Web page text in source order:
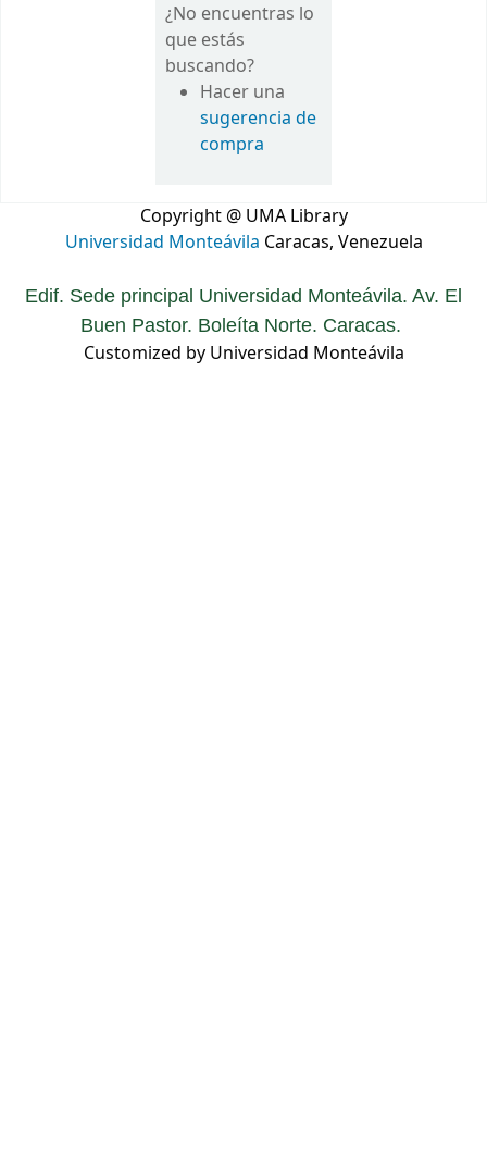
¿No encuentras lo
que estás
buscando?
Hacer una
sugerencia de
compra
Copyright @ UMA Library
Universidad Monteávila Caracas, Venezuela
Edif. Sede principal Universidad Monteávila. Av. El
Buen Pastor. Boleíta Norte. Caracas.
Customized by Universidad Monteávila